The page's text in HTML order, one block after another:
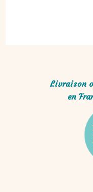
Livraison
en